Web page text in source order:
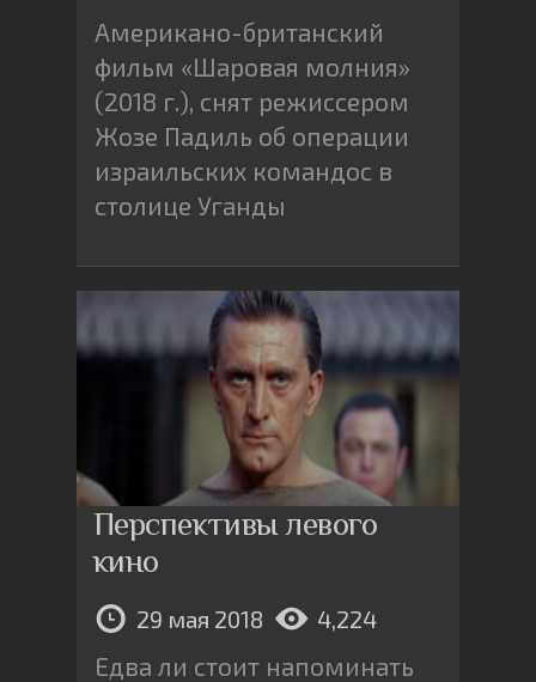
Американо-британский
фильм «Шаровая молния»
(2018 г.), снят режиссером
Жозе Падиль об операции
израильских командос в
столице Уганды
Перспективы левого
кино
29 мая 2018 4,224
Едва ли стоит напоминать